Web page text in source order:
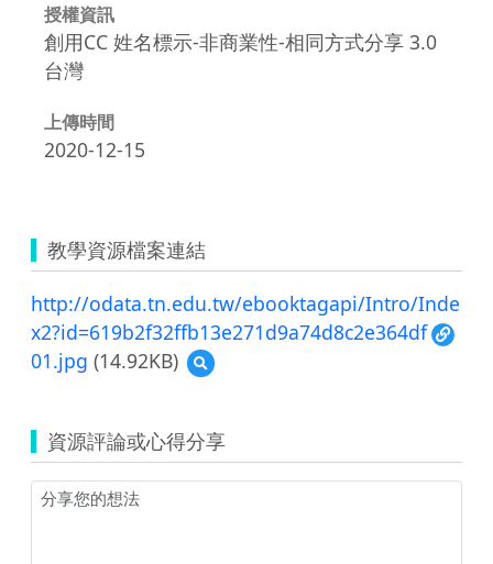
授權資訊
創用CC 姓名標示-非商業性-相同方式分享 3.0
台灣
上傳時間
2020-12-15
教學資源檔案連結
http://odata.tn.edu.tw/ebooktagapi/Intro/Inde
x2?id=619b2f32ffb13e271d9a74d8c2e364df
01.jpg (14.92KB)
預
覽
資源評論或心得分享